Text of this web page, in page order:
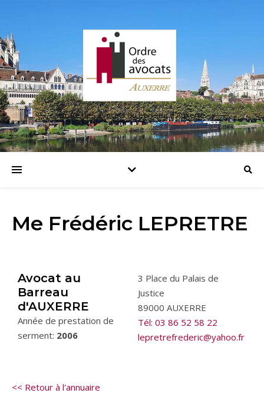
Ordre des avocats du barreau d'Auxerre
Me Frédéric LEPRETRE
Avocat au
Barreau
d'AUXERRE
Année de prestation de
serment: 2006
3 Place du Palais de
Justice
89000 AUXERRE
Tél: 03 86 52 58 22
lepretrefrederic@yahoo.fr
<< Retour à l'annuaire